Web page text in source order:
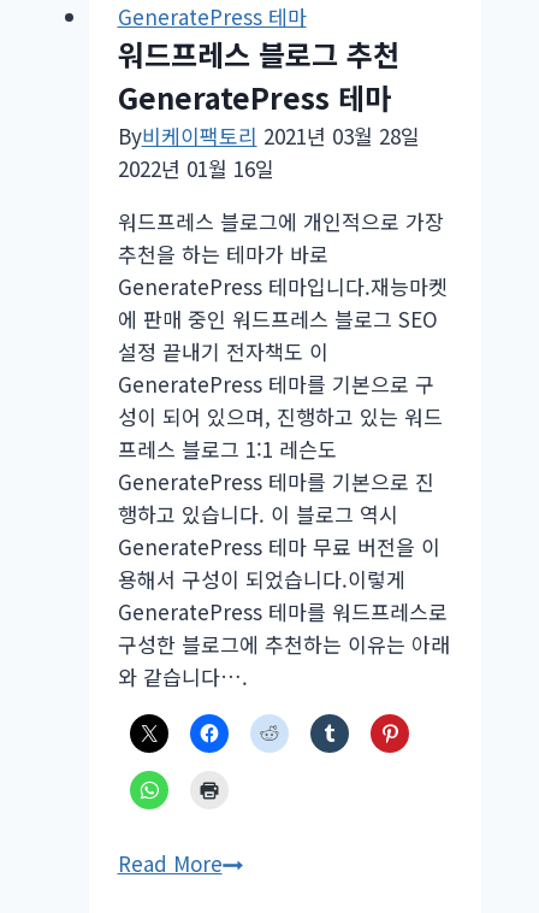
데
이
세
일
–
최
대
25%
할
인
GeneratePress 테마
워드프레스 블로그 추천
GeneratePress 테마
By비케이팩토리 2021년 03월 28일
2022년 01월 16일
워드프레스 블로그에 개인적으로 가장
추천을 하는 테마가 바로
GeneratePress 테마입니다.재능마켓
에 판매 중인 워드프레스 블로그 SEO
설정 끝내기 전자책도 이
GeneratePress 테마를 기본으로 구
성이 되어 있으며, 진행하고 있는 워드
프레스 블로그 1:1 레슨도
GeneratePress 테마를 기본으로 진
행하고 있습니다. 이 블로그 역시
GeneratePress 테마 무료 버전을 이
용해서 구성이 되었습니다.이렇게
GeneratePress 테마를 워드프레스로
구성한 블로그에 추천하는 이유는 아래
와 같습니다….
Read More워